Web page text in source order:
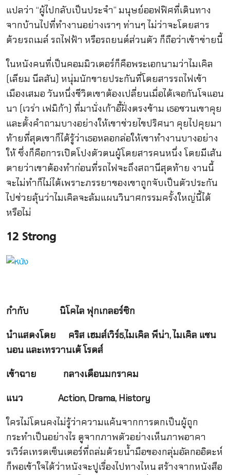
แปลว่า “ผู้ไปกลับเป็นประจำ” มนุษย์ออฟฟิศที่เดินทาง
จากบ้านไปที่ทำงานอย่างเราๆ ท่านๆ ไม่ว่าจะโดยสาร
ด้วยรถเมล์ รถไฟฟ้า หรือรถยนต์ส่วนตัว ก็ถือว่าเข้าข่ายนี้
ในหนังคนที่เป็นคอมมิวเตอร์ก็คือพระเอกนามว่าไมเคิล
(เลียม นีลสัน) หนุ่มนักขายประกันที่โดยสารรถไฟเข้า
เมืองเสมอ วันหนึ่งชีวิตเขาต้องเปลี่ยนเมื่อได้เจอกันโจแอน
นา (เวร่า เฟมิก้า) ที่มานั่งเก้าอี้ฝั่งตรงข้าม เธอชวนเขาคุย
และตั้งคำถามบางอย่างให้เขาช่วยไขปริศนา คุยไปคุยมา
ท้ายที่สุดเขาก็ได้รู้ว่าเธอหลอกล่อให้เขาทำงานบางอย่าง
ให้ ซึ่งก็คือการเปิดโปงตัวตนผู้โดยสารคนหนึ่ง โดยมีเส้น
ตายว่าเขาต้องทำก่อนที่รถไฟจะถึงสถานีสุดท้าย งานนี้
จะไม่ทำก็ไม่ได้เพราะภรรยาของเขาถูกจับเป็นตัวประกัน
ไปช่วยลุ้นว่าไมเคิลจะล้มแผนวินาศกรรมครั้งใหญ่นี้ได้
หรือไม่
12 Strong
กำกับ นิโคไล ฟุกเกลอร์ซิก
นำแสดงโดย คริส เฮมส์เวิร์ธ,ไมเคิล พีน่า, ไมเคิล แชน
นอน และเทรวานเต้ โรดส์
เข้าฉาย กลางเดือนมกราคม
แนว Action, Drama, History
ใครไม่โดนคงไม่รู้ว่าความแค้นจากการตกเป็นผู้ถูก
กระทำเป็นอย่างไร ดูจากภาพตัวอย่างเห็นภาพอาคา
รเวิร์ลเทรดเซ็นเตอร์ที่ถล่มด้วยน้ำมือของกลุ่มอัลกออิดะห์
ก็พอเข้าใจได้ว่าหนังจะปูเรื่องไปทางไหน สร้างจากหนังสือ